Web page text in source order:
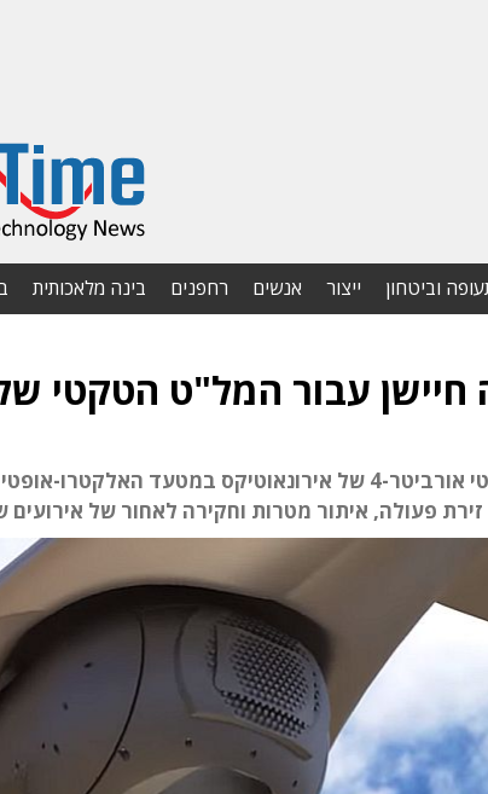
וביטחון ייצור אנשים רחפנים בינה מלאכותית
עבור המל"ט הטקטי של
פעולה, איתור מטרות וחקירה לאחור של